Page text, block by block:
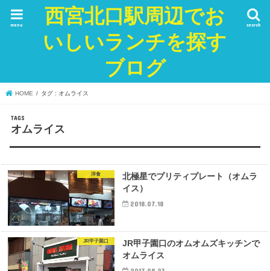
西宮北口駅周辺でお
いしいランチを探す
ブログ
search
menu
HOME タグ : オムライス
オムライス
洋食
北極星でプリティプレート（オムラ
イス）
2018.07.18
JR甲子園口
JR甲子園口のオムオムズキッチンで
オムライス